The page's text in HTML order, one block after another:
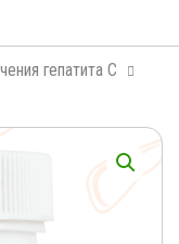
гепатита С